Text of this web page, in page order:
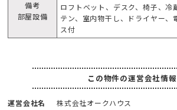
備考
部屋設備
ロフトベット、デスク、椅子、冷
テン、室内物干し、ドライヤー、
ス付
この物件の運営会社情報
運営会社名
株式会社オークハウス